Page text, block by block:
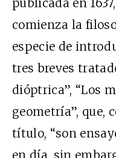
publicada en
comienza la
especie de
tres breves
dióptrica”, “Los
geometría”, que,
título, “son